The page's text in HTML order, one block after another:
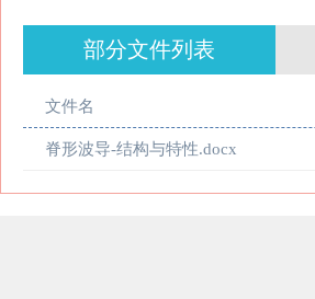
部分文件列表
文件名
脊形波导-结构与特性.docx